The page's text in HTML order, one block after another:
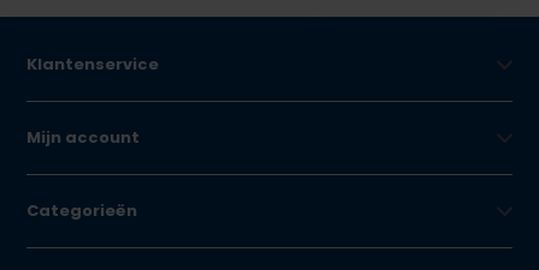
Klantenservice
Mijn account
Categorieën